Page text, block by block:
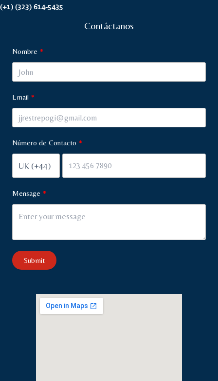
(+1) (323) 614-5435
Contáctanos
Nombre
Email
Número de Contacto
Mensage
Submit